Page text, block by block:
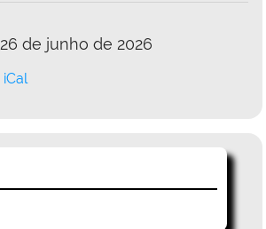
26 de junho de 2026
iCal